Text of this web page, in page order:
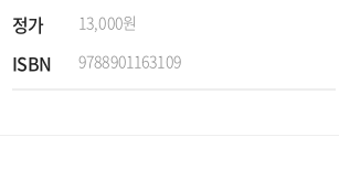
정가 13,000원
ISBN 9788901163109